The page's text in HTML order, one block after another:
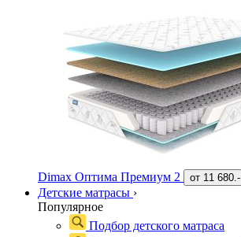
Dimax Оптима Премиум 2 от 11 680.-
Детские матрасы ›
Популярное
Подбор детского матраса